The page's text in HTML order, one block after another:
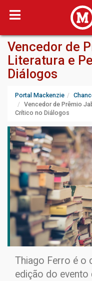
Vencedor de
Literatura e
Diálogos
Portal Mackenzie
Vencedor de Prêmio
Crítico no Diálogos
Thiago Ferro é o
edição do evento